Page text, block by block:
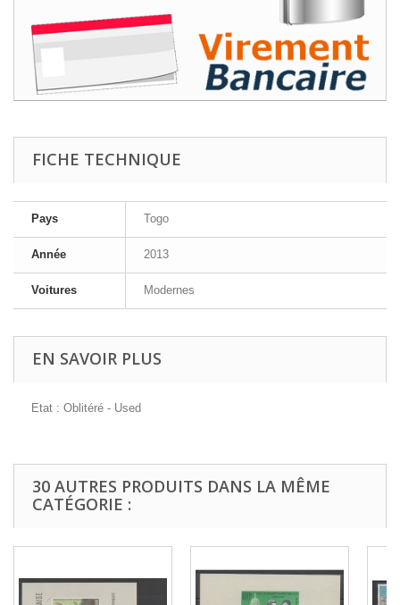
FICHE TECHNIQUE
Pays Togo
Année 2013
Voitures Modernes
EN SAVOIR PLUS
Etat : Oblitéré - Used
30 AUTRES PRODUITS DANS LA MÊME
CATÉGORIE :